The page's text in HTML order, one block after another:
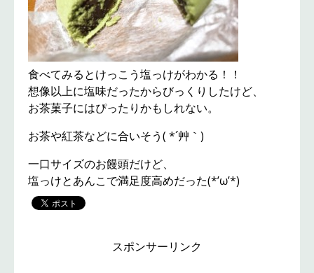
食べてみるとけっこう塩っけがわかる！！
想像以上に塩味だったからびっくりしたけど、
お茶菓子にはぴったりかもしれない。
お茶や紅茶などに合いそう( *´艸｀)
一口サイズのお饅頭だけど、
塩っけとあんこで満足度高めだった(*’ω’*)
スポンサーリンク